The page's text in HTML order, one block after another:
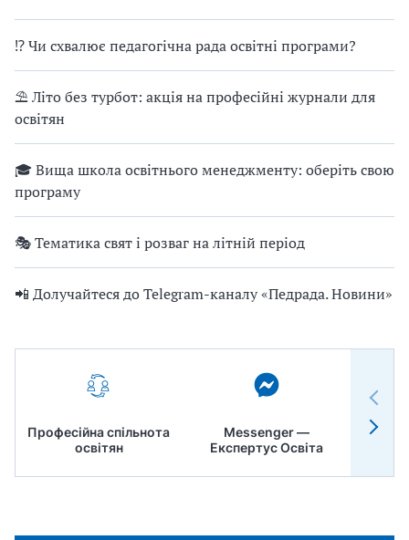
⁉ Чи схвалює педагогічна рада освітні програми?
⛱ Літо без турбот: акція на професійні журнали для
освітян
🎓 Вища школа освітнього менеджменту: оберіть свою
програму
🎭 Тематика свят і розваг на літній період
📲 Долучайтеся до Telegram-каналу «Педрада. Новини»
Професійна спільнота
освітян
Messenger —
Експертус Освіта